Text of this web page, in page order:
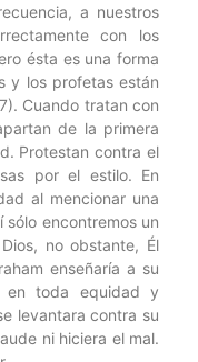
a nuestros
con los
ésta es una forma
y los profetas están
Cuando tratan con
de la primera
Protestan contra el
por el estilo. En
al mencionar una
encontremos un
no obstante, Él
enseñaría a su
en toda equidad y
levantara contra su
ni hiciera el mal.